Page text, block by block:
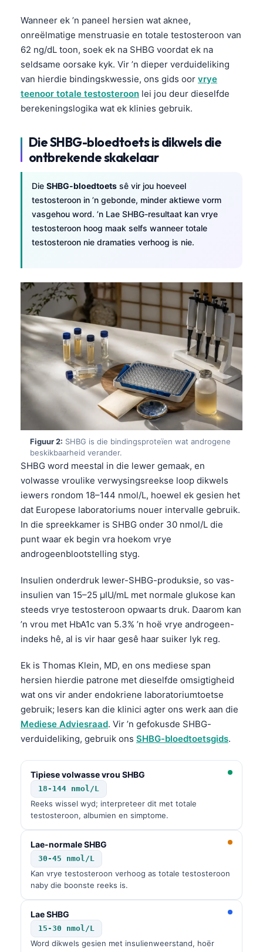
Wanneer ek ’n paneel hersien wat aknee,
onreëlmatige menstruasie en totale testosteroon van
62 ng/dL toon, soek ek na SHBG voordat ek na
seldsame oorsake kyk. Vir ’n dieper verduideliking
van hierdie bindingskwessie, ons gids oor vrye
teenoor totale testosteroon lei jou deur dieselfde
berekeningslogika wat ek klinies gebruik.
Die SHBG-bloedtoets is dikwels die
ontbrekende skakelaar
Die SHBG-bloedtoets sê vir jou hoeveel
testosteroon in ’n gebonde, minder aktiewe vorm
vasgehou word. ’n Lae SHBG-resultaat kan vrye
testosteroon hoog maak selfs wanneer totale
testosteroon nie dramaties verhoog is nie.
Figuur 2: SHBG is die bindingsproteïen wat androgene
beskikbaarheid verander.
SHBG word meestal in die lewer gemaak, en
volwasse vroulike verwysingsreekse loop dikwels
iewers rondom 18–144 nmol/L, hoewel ek gesien het
dat Europese laboratoriums nouer intervalle gebruik.
In die spreekkamer is SHBG onder 30 nmol/L die
punt waar ek begin vra hoekom vrye
androgeenblootstelling styg.
Insulien onderdruk lewer-SHBG-produksie, so vas-
insulien van 15–25 µIU/mL met normale glukose kan
steeds vrye testosteroon opwaarts druk. Daarom kan
’n vrou met HbA1c van 5.3% ’n hoë vrye androgeen-
indeks hê, al is vir haar gesê haar suiker lyk reg.
Ek is Thomas Klein, MD, en ons mediese span
hersien hierdie patrone met dieselfde omsigtigheid
wat ons vir ander endokriene laboratoriumtoetse
gebruik; lesers kan die klinici agter ons werk aan die
Mediese Adviesraad. Vir ’n gefokusde SHBG-
verduideliking, gebruik ons SHBG-bloedtoetsgids.
Tipiese volwasse vrou SHBG
18-144 nmol/L
Reeks wissel wyd; interpreteer dit met totale
testosteroon, albumien en simptome.
Lae-normale SHBG
30-45 nmol/L
Kan vrye testosteroon verhoog as totale testosteroon
naby die boonste reeks is.
Lae SHBG
15-30 nmol/L
Word dikwels gesien met insulienweerstand, hoër